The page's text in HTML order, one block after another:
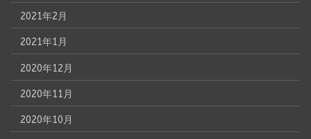
2021年2月
2021年1月
2020年12月
2020年11月
2020年10月